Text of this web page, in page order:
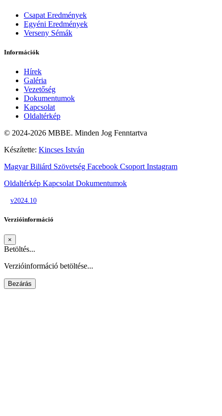
Csapat Eredmények
Egyéni Eredmények
Verseny Sémák
Információk
Hírek
Galéria
Vezetőség
Dokumentumok
Kapcsolat
Oldaltérkép
© 2024-2026 MBBE. Minden Jog Fenntartva
Készítette: Kincses István
Magyar Biliárd Szövetség Facebook Csoport Instagram
Oldaltérkép Kapcsolat Dokumentumok
v2024.10
Verzióinformáció
×
Betöltés...
Verzióinformáció betöltése...
Bezárás